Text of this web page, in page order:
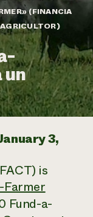
electrónicos
Energy
AgriSolar
(FINANCIA
un
3,
is
Farmer
Fund-a-